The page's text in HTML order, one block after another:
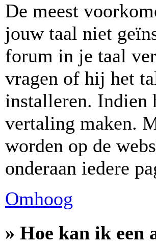
De meest
jouw taal niet
forum in je taal
vragen of hij het
installeren. Indien
vertaling maken.
worden op de
onderaan iedere
Omhoog
» Hoe kan ik